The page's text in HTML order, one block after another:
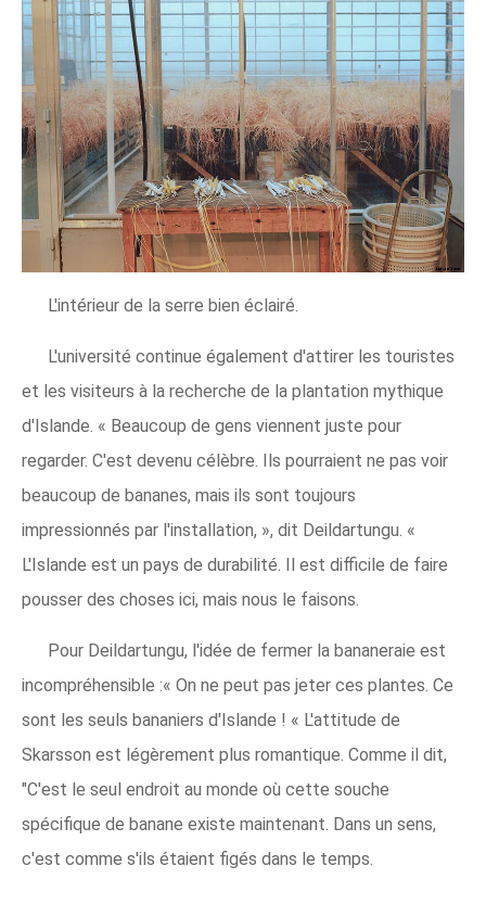
L'intérieur de la serre bien éclairé.
L'université continue également d'attirer les touristes
et les visiteurs à la recherche de la plantation mythique
d'Islande. « Beaucoup de gens viennent juste pour
regarder. C'est devenu célèbre. Ils pourraient ne pas voir
beaucoup de bananes, mais ils sont toujours
impressionnés par l'installation, », dit Deildartungu. «
L'Islande est un pays de durabilité. Il est difficile de faire
pousser des choses ici, mais nous le faisons.
Pour Deildartungu, l'idée de fermer la bananeraie est
incompréhensible :« On ne peut pas jeter ces plantes. Ce
sont les seuls bananiers d'Islande ! « L'attitude de
Skarsson est légèrement plus romantique. Comme il dit,
"C'est le seul endroit au monde où cette souche
spécifique de banane existe maintenant. Dans un sens,
c'est comme s'ils étaient figés dans le temps.